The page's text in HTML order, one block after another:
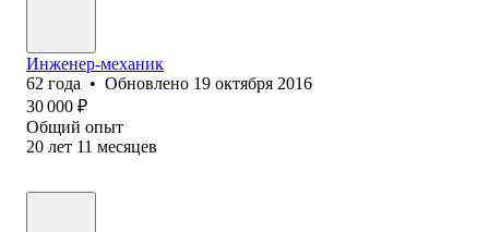
Инженер-механик
62 года • Обновлено 19 октября 2016
30 000 ₽
Общий опыт
20 лет 11 месяцев